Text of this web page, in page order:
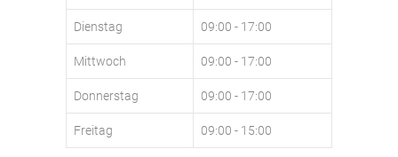
Dienstag 09:00 - 17:00
Mittwoch 09:00 - 17:00
Donnerstag 09:00 - 17:00
Freitag 09:00 - 15:00